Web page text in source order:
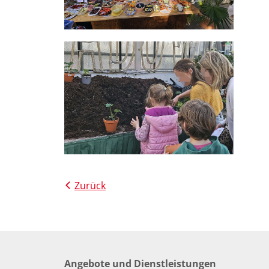
Zurück
Angebote und Dienstleistungen